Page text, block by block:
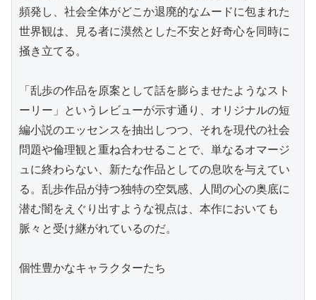
頻発し、社会全体がどこか退廃的なムードに包まれた
世界観は、見る者に漠然とした不安と好奇心を同時に
掻き立てる。
「乱歩の作品を原案として話を膨らませたようなスト
ーリー」というレビューが示す通り、オリジナルの短
編小説のエッセンスを抽出しつつ、それを現代の社会
問題や倫理観と重ね合わせることで、単なるオマージ
ュに終わらない、新たな作品としての息吹を与えてい
る。乱歩作品が持つ独特の空気感、人間の心の奥底に
潜む闇をえぐり出すような視点は、本作においても
脈々と受け継がれているのだ。
個性豊かなキャラクターたち